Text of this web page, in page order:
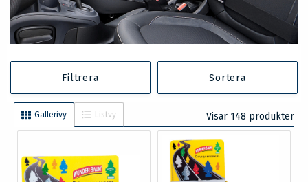
Filtrera Sortera
Gallerivy Listvy Visar 148 produkter